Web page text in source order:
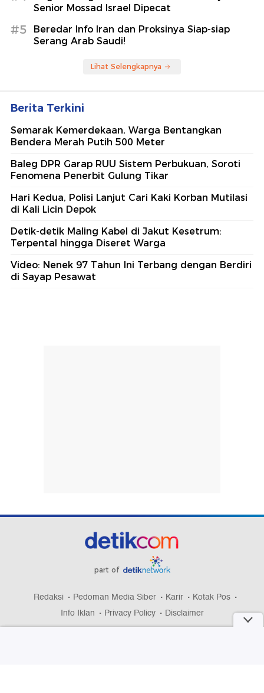
Senior Mossad Israel Dipecat
#5
Beredar Info Iran dan Proksinya Siap-siap
Serang Arab Saudi!
Lihat Selengkapnya
Berita Terkini
Semarak Kemerdekaan, Warga Bentangkan
Bendera Merah Putih 500 Meter
Baleg DPR Garap RUU Sistem Perbukuan, Soroti
Fenomena Penerbit Gulung Tikar
Hari Kedua, Polisi Lanjut Cari Kaki Korban Mutilasi
di Kali Licin Depok
Detik-detik Maling Kabel di Jakut Kesetrum:
Terpental hingga Diseret Warga
Video: Nenek 97 Tahun Ini Terbang dengan Berdiri
di Sayap Pesawat
part of
Redaksi Pedoman Media Siber Karir
Kotak Pos
Info Iklan
Privacy Policy Disclaimer